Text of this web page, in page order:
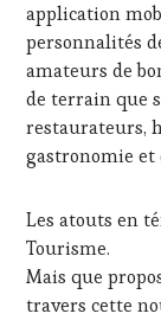
CUISINIER,
ŒNOLOGUE,
SOMMELIER,
SAINTE-
VICTOIRE
INTERNATIONAUX
BY,
TASTING
MOVIE,
VAR,
VIGNOBLES,
application
personnalités
amateurs de
de terrain que
restaurateurs,
gastronomie et
Les atouts en
Tourisme.
Mais que
travers cette